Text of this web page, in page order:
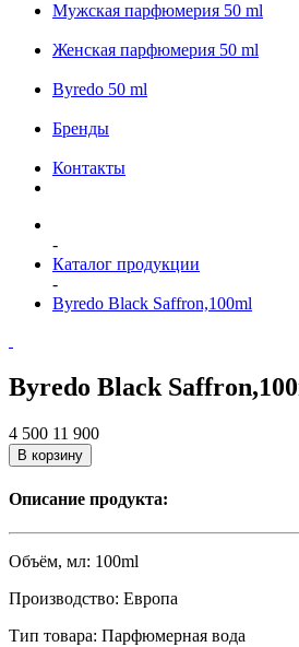
Мужская парфюмерия 50 ml
Женская парфюмерия 50 ml
Byredo 50 ml
Бренды
Контакты
-
Каталог продукции
-
Byredo Black Saffron,100ml
Byredo Black
4 500 11 900
В корзину
Описание продукта:
Объём, мл: 100ml
Производство: Eвропа
Тип товара: Парфюмерная вода